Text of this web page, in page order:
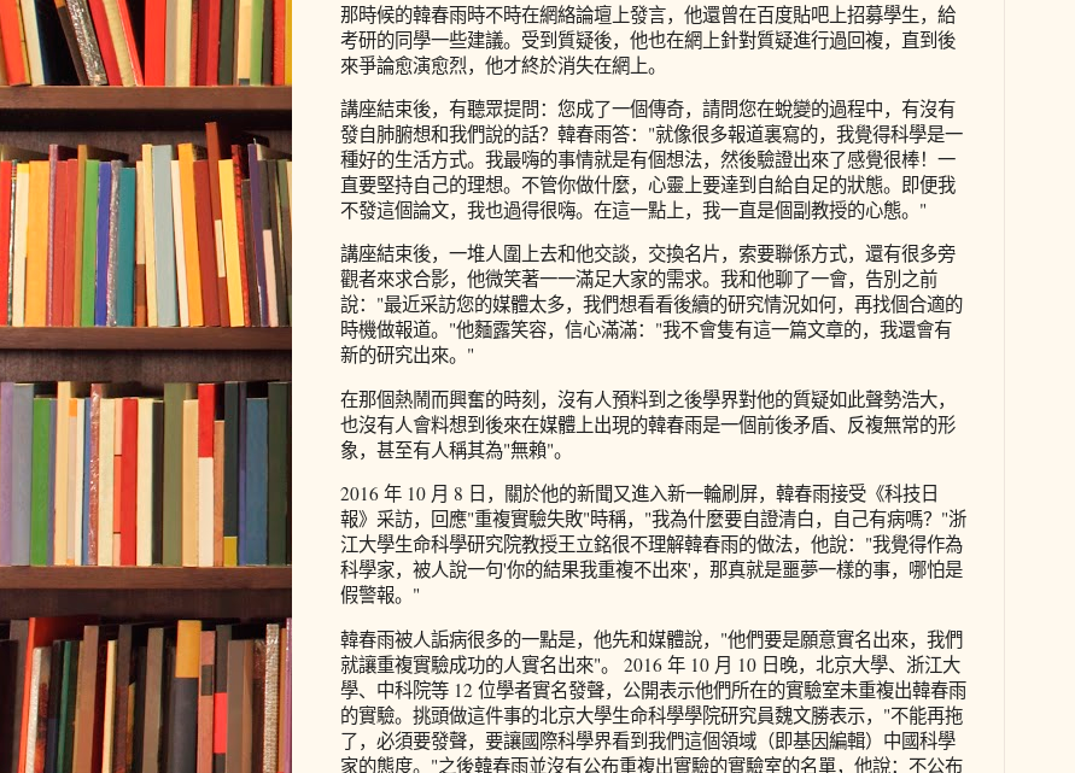
那時候的韓春雨時不時在網絡論壇上發言，他還曾在百度貼吧上招募學生，給
考研的同學一些建議。受到質疑後，他也在網上針對質疑進行過回複，直到後
來爭論愈演愈烈，他才終於消失在網上。
講座結束後，有聽眾提問：您成了一個傳奇，請問您在蛻變的過程中，有沒有
發自肺腑想和我們說的話？韓春雨答："就像很多報道裏寫的，我覺得科學是一
種好的生活方式。我最嗨的事情就是有個想法，然後驗證出來了感覺很棒！一
直要堅持自己的理想。不管你做什麼，心靈上要達到自給自足的狀態。即便我
不發這個論文，我也過得很嗨。在這一點上，我一直是個副教授的心態。"
講座結束後，一堆人圍上去和他交談，交換名片，索要聯係方式，還有很多旁
觀者來求合影，他微笑著一一滿足大家的需求。我和他聊了一會，告別之前
說："最近采訪您的媒體太多，我們想看看後續的研究情況如何，再找個合適的
時機做報道。"他麵露笑容，信心滿滿："我不會隻有這一篇文章的，我還會有
新的研究出來。"
在那個熱鬧而興奮的時刻，沒有人預料到之後學界對他的質疑如此聲勢浩大，
也沒有人會料想到後來在媒體上出現的韓春雨是一個前後矛盾、反複無常的形
象，甚至有人稱其為"無賴"。
2016 年 10 月 8 日，關於他的新聞又進入新一輪刷屏，韓春雨接受《科技日
報》采訪，回應"重複實驗失敗"時稱，"我為什麼要自證清白，自己有病嗎？"浙
江大學生命科學研究院教授王立銘很不理解韓春雨的做法，他說："我覺得作為
科學家，被人說一句'你的結果我重複不出來'，那真就是噩夢一樣的事，哪怕是
假警報。"
韓春雨被人詬病很多的一點是，他先和媒體說，"他們要是願意實名出來，我們
就讓重複實驗成功的人實名出來"。 2016 年 10 月 10 日晚，北京大學、浙江大
學、中科院等 12 位學者實名發聲，公開表示他們所在的實驗室未重複出韓春雨
的實驗。挑頭做這件事的北京大學生命科學學院研究員魏文勝表示，"不能再拖
了，必須要發聲，要讓國際科學界看到我們這個領域（即基因編輯）中國科學
家的態度。"之後韓春雨並沒有公布重複出實驗的實驗室的名單，他說：不公布